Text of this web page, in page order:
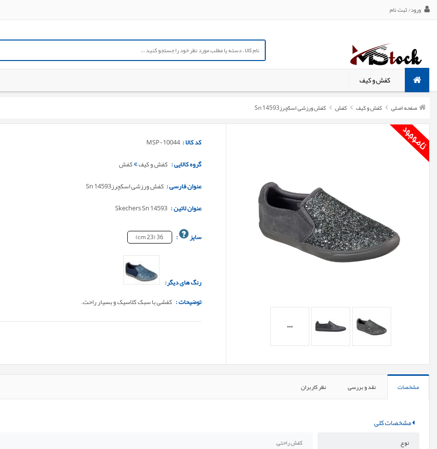
ورود/ ثبت نام
کفش و کیف
صفحه اصلی کفش و کیف کفش کفش ورزشی اسکچرزSn 14593
کد کالا : MSP-10044
گروه کالایی : کفش و کیف کفش
عنوان فارسی : کفش ورزشی اسکچرزSn 14593
عنوان لاتین : Skechers Sn 14593
سایز :
36 (23 cm)
رنگ های دیگر:
توضیحات : کفشی با سبک کلاسیک و بسیار راحت.
مشخصات نقد و بررسی نظر کاربران
مشخصات کلی
نوع کفش راحتی,